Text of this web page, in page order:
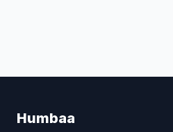
Humbaa